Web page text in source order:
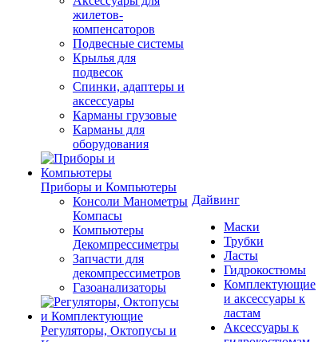
жилетов-
компенсаторов
Подвесные системы
Крылья для
подвесок
Спинки, адаптеры и
аксессуары
Карманы грузовые
Карманы для
оборудования
Приборы и Компьютеры
Консоли Манометры
Компасы
Компьютеры
Декомпрессиметры
Запчасти для
декомпрессиметров
Газоанализаторы
Регуляторы, Октопусы и
Дайвинг
Маски
Трубки
Ласты
Гидрокостюмы
Комплектующие
и аксессуары к
ластам
Аксессуары к